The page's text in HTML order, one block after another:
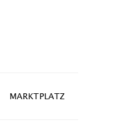
MARKTPLATZ